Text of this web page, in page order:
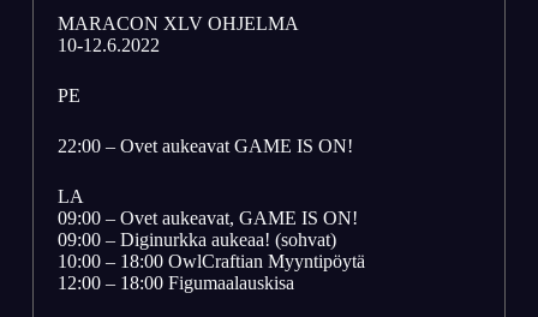
MARACON XLV OHJELMA
10-12.6.2022
PE
22:00 – Ovet aukeavat GAME IS ON!
LA
09:00 – Ovet aukeavat, GAME IS ON!
09:00 – Diginurkka aukeaa! (sohvat)
10:00 – 18:00 OwlCraftian Myyntipöytä
12:00 – 18:00 Figumaalauskisa